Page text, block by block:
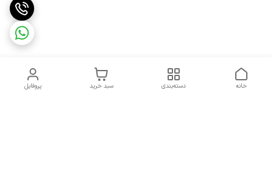
پروفایل سبد خرید دسته‌بندی خانه